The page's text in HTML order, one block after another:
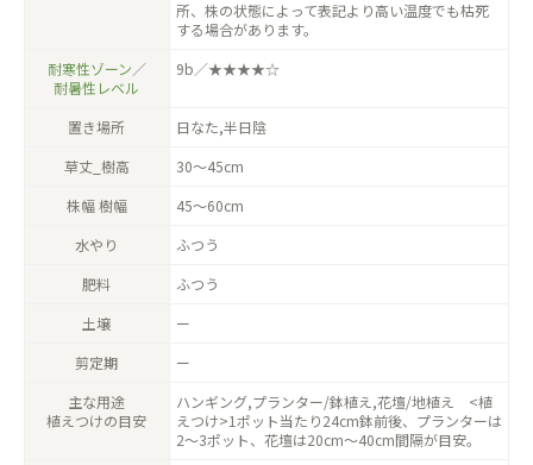
所、株の状態によって表記より高い温度でも枯死
する場合があります。
耐寒性ゾーン／
耐暑性レベル
9b／★★★★☆
置き場所
日なた,半日陰
草丈_樹高
30〜45cm
株幅 樹幅
45〜60cm
水やり
ふつう
肥料
ふつう
土壌
ー
剪定期
ー
主な用途
植えつけの目安
ハンギング,プランター/鉢植え,花壇/地植え <植
えつけ>1ポット当たり24cm鉢前後、プランターは
2～3ポット、花壇は20cm～40cm間隔が目安。